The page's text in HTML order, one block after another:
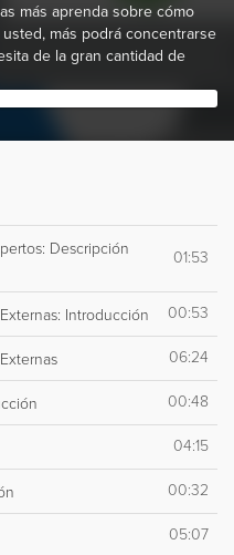
más aprenda sobre cómo
más podrá concentrarse
de la gran cantidad de
Descripción
01:53
Introducción 00:53
06:24
00:48
04:15
00:32
05:07